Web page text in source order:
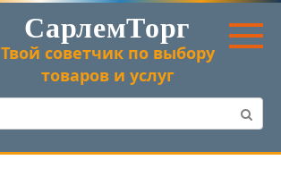
СарлемТорг
Твой советчик по выбору
товаров и услуг